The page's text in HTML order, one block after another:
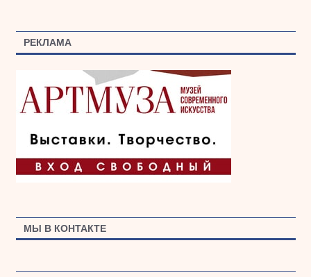
РЕКЛАМА
МЫ В КОНТАКТЕ